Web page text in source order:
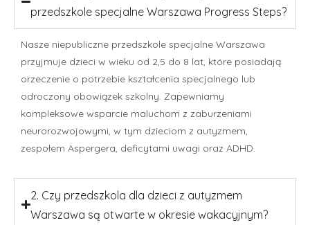
przedszkole specjalne Warszawa Progress Steps?
Nasze niepubliczne przedszkole specjalne Warszawa
przyjmuje dzieci w wieku od 2,5 do 8 lat, które posiadają
orzeczenie o potrzebie kształcenia specjalnego lub
odroczony obowiązek szkolny. Zapewniamy
kompleksowe wsparcie maluchom z zaburzeniami
neurorozwojowymi, w tym dzieciom z autyzmem,
zespołem Aspergera, deficytami uwagi oraz ADHD.
2. Czy przedszkola dla dzieci z autyzmem
Warszawa są otwarte w okresie wakacyjnym?